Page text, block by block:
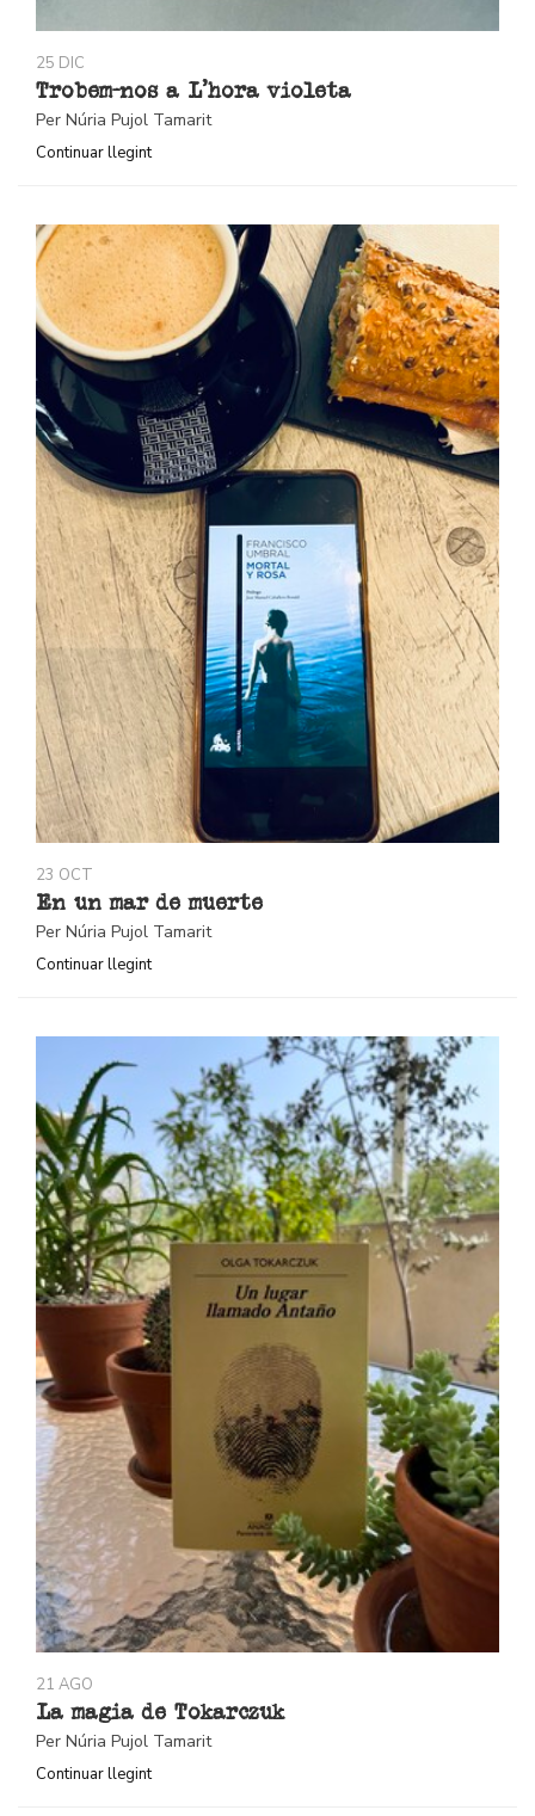
25 DIC
Trobem-nos a L’hora violeta
Per Núria Pujol Tamarit
Continuar llegint
23 OCT
En un mar de muerte
Per Núria Pujol Tamarit
Continuar llegint
21 AGO
La magia de Tokarczuk
Per Núria Pujol Tamarit
Continuar llegint